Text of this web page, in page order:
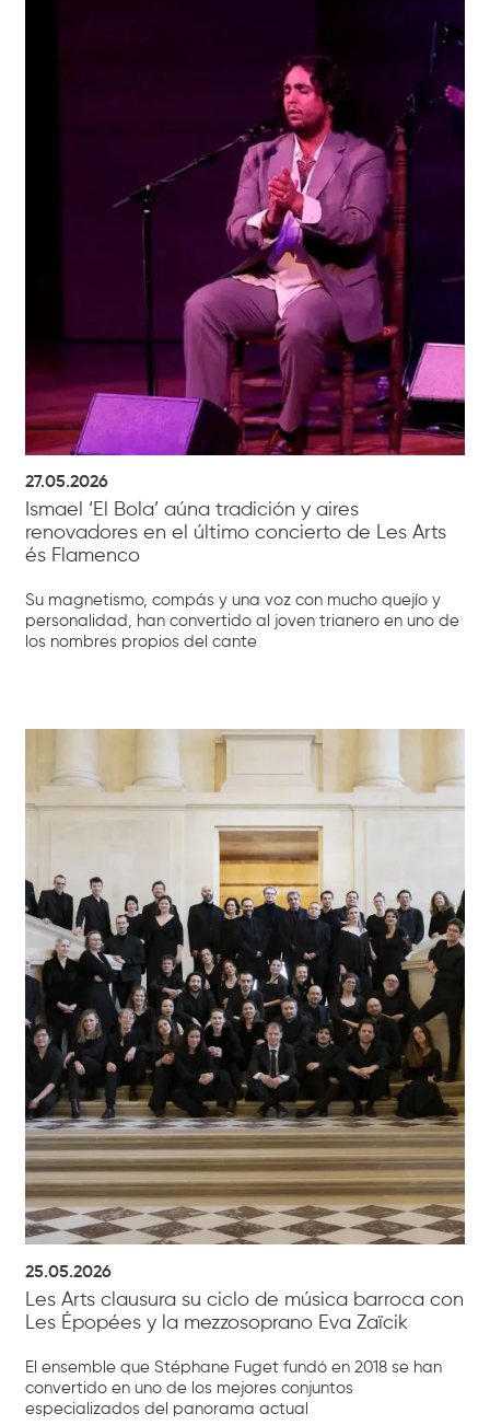
27.05.2026
Ismael ‘El Bola’ aúna tradición y aires
renovadores en el último concierto de Les Arts
és Flamenco
Su magnetismo, compás y una voz con mucho quejío y
personalidad, han convertido al joven trianero en uno de
los nombres propios del cante
25.05.2026
Les Arts clausura su ciclo de música barroca con
Les Épopées y la mezzosoprano Eva Zaïcik
El ensemble que Stéphane Fuget fundó en 2018 se han
convertido en uno de los mejores conjuntos
especializados del panorama actual